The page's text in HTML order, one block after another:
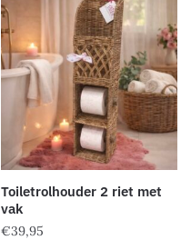
Toiletrolhouder 2 riet met
vak
€39,95